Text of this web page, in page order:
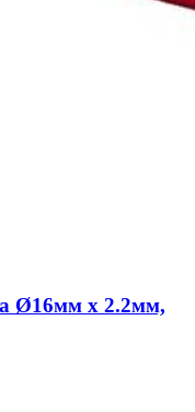
Ø16мм х 2.2мм,